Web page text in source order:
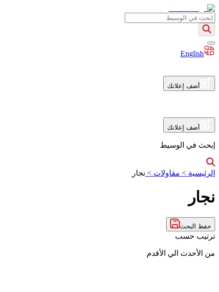
English
أضف إعلانك
أضف إعلانك
إبحث في الوسيط
الرئيسية > مقاولات > نجار
نجار
حفظ البحث
ترتيب حسب
من الأحدث الي الأقدم